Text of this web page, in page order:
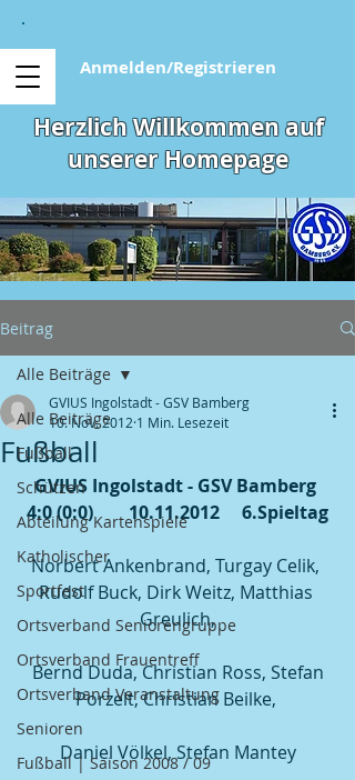
Anmelden/Registrieren
Herzlich Willkommen auf
unserer Homepage
Beitrag
Alle Beiträge
Fußball
Schützen
Abteilung Kartenspiele
Katholischer
Sportfest
Ortsverband Seniorengruppe
Ortsverband Frauentreff
Ortsverband Veranstaltung
Senioren
Fußball | Saison 2008 / 09
Alle Beiträge
Fußball
GVIUS Ingolstadt - GSV Bamberg
10. Nov. 2012 1 Min. Lesezeit
GVIUS Ingolstadt - GSV Bamberg
4:0 (0:0)        10.11.2012     6.Spieltag
Norbert Ankenbrand, Turgay Celik,
Rudolf Buck, Dirk Weitz, Matthias
Greulich,
Bernd Duda, Christian Ross, Stefan
Porzelt, Christian Beilke,
Daniel Völkel, Stefan Mantey